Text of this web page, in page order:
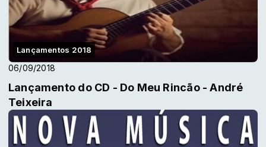
Lançamentos 2018
06/09/2018
Lançamento do CD - Do Meu Rincão - André
Teixeira